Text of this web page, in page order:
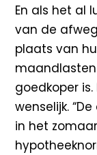
En als het al
van de
plaats van
goedkoper
wenselijk.
in het